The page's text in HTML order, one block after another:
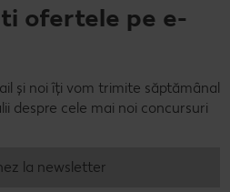
ofertele pe e-
și noi îți vom trimite săptămânal
despre cele mai noi concursuri
la newsletter